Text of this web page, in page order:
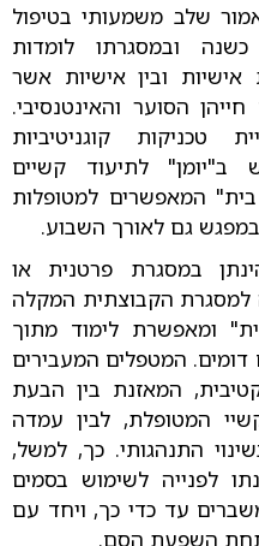
שלב משמעותי בטיפול
ובמסגרתו לומדות
אישיות ובין אישיות אשר
הסוער והאינטנסיבי.
קוגניטיביות
ב"יומן" לתיעוד קשיים
בית" המאפשרים למטופלות
גם לאורך השבוע.
במסגרת פרטנית או
למסגרת הקבוצתית המקלה
ומאפשרת לימוד מתוך
המטפלים המעבירים
המאזנת בין הבעת
המטופלת, לבין עמדה
התנהגותי. כך, למשל,
לפנייה לשימוש בסמים
עד כדי כך, ויחד עם
השפעת הסם.